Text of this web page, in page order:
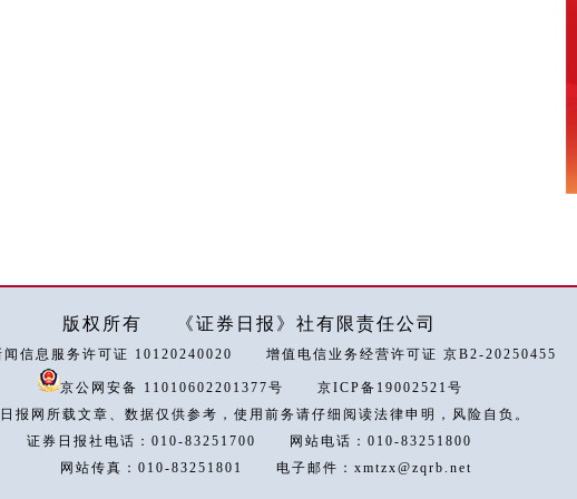
版权所有 《证券日报》社有限责任公司
闻信息服务许可证 10120240020 增值电信业务经营许可证 京B2-20250455
京公网安备 11010602201377号
京ICP备19002521号
报网所载文章、数据仅供参考，使用前务请仔细阅读法律申明，风险自负。
证券日报社电话：010-83251700
网站电话：010-83251800
网站传真：010-83251801
电子邮件：xmtzx@zqrb.net